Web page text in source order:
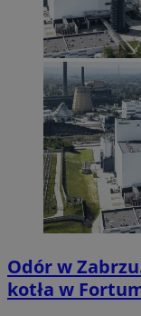
Odór w
kotła w